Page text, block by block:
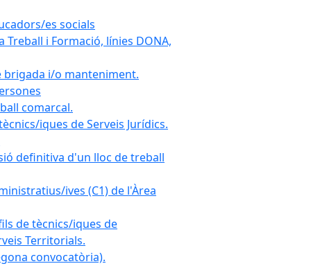
es socials
i Formació, línies DONA,
brigada i/o manteniment.
comarcal.
iques de Serveis Jurídics.
definitiva d'un lloc de treball
ives (C1) de l'Àrea
de tècnics/iques de
Territorials.
convocatòria).